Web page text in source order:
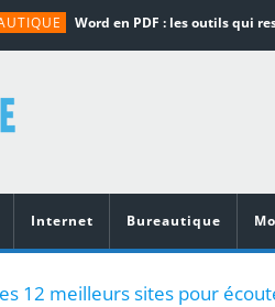
Internet Bureautique
12 meilleurs sites pour